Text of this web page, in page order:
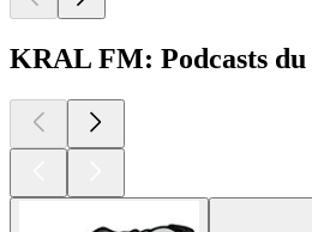
KRAL FM: Podcasts du